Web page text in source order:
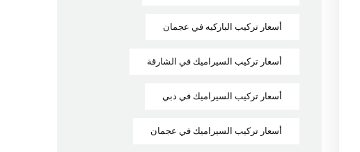
أسعار تركيب الباركيه في عجمان
أسعار تركيب السيراميك في الشارقة
أسعار تركيب السيراميك في دبي
أسعار تركيب السيراميك في عجمان